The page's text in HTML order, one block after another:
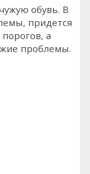
обувь. В
придется
а
проблемы.